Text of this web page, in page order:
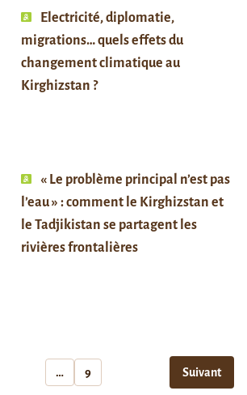
Electricité, diplomatie,
migrations… quels effets du
changement climatique au
Kirghizstan ?
« Le problème principal n’est pas
l’eau » : comment le Kirghizstan et
le Tadjikistan se partagent les
rivières frontalières
… 9 Suivant